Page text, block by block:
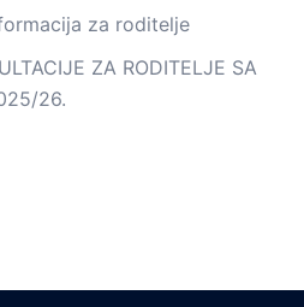
za roditelje
ZA RODITELJE SA
26.